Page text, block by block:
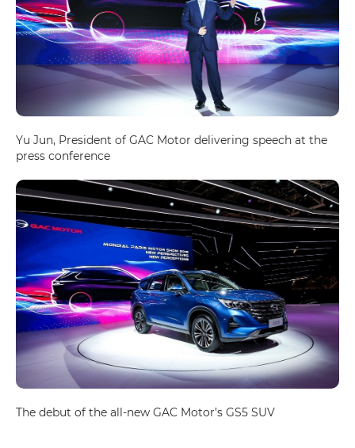
Yu Jun, President of GAC Motor delivering speech at the
press conference
The debut of the all-new GAC Motor’s GS5 SUV